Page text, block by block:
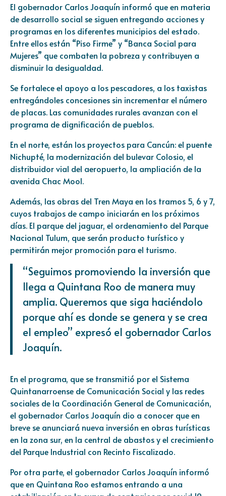
El gobernador Carlos Joaquín informó que en materia
de desarrollo social se siguen entregando acciones y
programas en los diferentes municipios del estado.
Entre ellos están “Piso Firme” y “Banca Social para
Mujeres” que combaten la pobreza y contribuyen a
disminuir la desigualdad.
Se fortalece el apoyo a los pescadores, a los taxistas
entregándoles concesiones sin incrementar el número
de placas. Las comunidades rurales avanzan con el
programa de dignificación de pueblos.
En el norte, están los proyectos para Cancún: el puente
Nichupté, la modernización del bulevar Colosio, el
distribuidor vial del aeropuerto, la ampliación de la
avenida Chac Mool.
Además, las obras del Tren Maya en los tramos 5, 6 y 7,
cuyos trabajos de campo iniciarán en los próximos
días. El parque del jaguar, el ordenamiento del Parque
Nacional Tulum, que serán producto turístico y
permitirán mejor promoción para el turismo.
“Seguimos promoviendo la inversión que
llega a Quintana Roo de manera muy
amplia. Queremos que siga haciéndolo
porque ahí es donde se genera y se crea
el empleo” expresó el gobernador Carlos
Joaquín.
En el programa, que se transmitió por el Sistema
Quintanarroense de Comunicación Social y las redes
sociales de la Coordinación General de Comunicación,
el gobernador Carlos Joaquín dio a conocer que en
breve se anunciará nueva inversión en obras turísticas
en la zona sur, en la central de abastos y el crecimiento
del Parque Industrial con Recinto Fiscalizado.
Por otra parte, el gobernador Carlos Joaquín informó
que en Quintana Roo estamos entrando a una